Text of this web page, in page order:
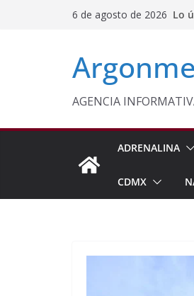
6 de agosto de 2026 Lo
AGENCIA
ADRENALINA
CDMX